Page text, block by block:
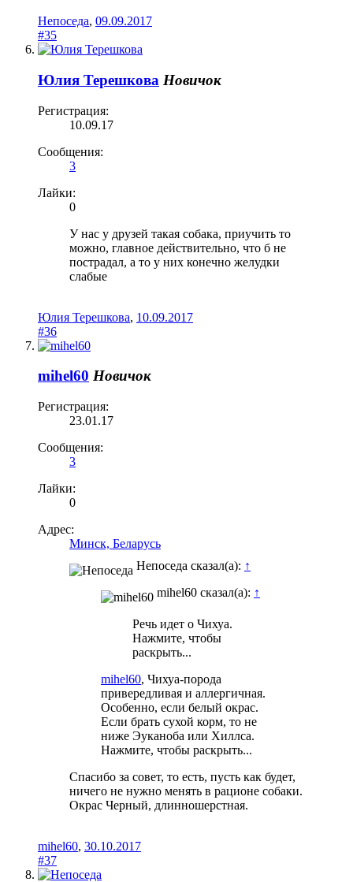
Непоседа, 09.09.2017
#35
Юлия Терешкова Новичок
Регистрация:
10.09.17
Сообщения:
3
Лайки:
0
У нас у друзей такая собака, приучить то
можно, главное действительно, что б не
пострадал, а то у них конечно желудки
слабые
Юлия Терешкова, 10.09.2017
#36
mihel60 Новичок
Регистрация:
23.01.17
Сообщения:
3
Лайки:
0
Адрес:
Минск, Беларусь
Непоседа сказал(а): ↑
mihel60 сказал(а): ↑
Речь идет о Чихуа.
Нажмите, чтобы
раскрыть...
mihel60, Чихуа-порода
привередливая и аллергичная.
Особенно, если белый окрас.
Если брать сухой корм, то не
ниже Эуканоба или Хиллса.
Нажмите, чтобы раскрыть...
Спасибо за совет, то есть, пусть как будет,
ничего не нужно менять в рационе собаки.
Окрас Черный, длинношерстная.
mihel60, 30.10.2017
#37